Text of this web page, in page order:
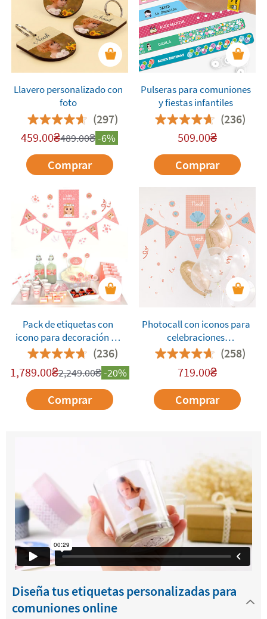
Llavero personalizado con
foto
(297)
459.00₴489.00₴-6%
Comprar
Pulseras para comuniones
y fiestas infantiles
(236)
509.00₴
Comprar
Pack de etiquetas con
icono para decoración de
fiestas
(236)
1,789.00₴2,249.00₴-20%
Comprar
Photocall con iconos para
celebraciones
personalizado(258)
719.00₴
Comprar
Diseña tus etiquetas personalizadas para
comuniones online